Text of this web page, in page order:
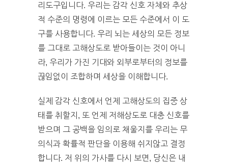
리도구입니다. 우리는 감각 신호 자체와 추상
적 수준의 명령에 이르는 모든 수준에서 이 도
구를 사용합니다. 우리 뇌는 세상의 모든 정보
를 그대로 고해상도로 받아들이는 것이 아니
라, 우리가 가진 기대와 외부로부터의 정보를
끊임없이 조합하며 세상을 이해합니다.
실제 감각 신호에서 언제 고해상도의 집중 상
태를 취할지, 또 언제 저해상도로 대충 신호를
받으며 그 공백을 임의로 채울지를 우리는 무
의식과 확률적 판단을 이용해 쉬지않고 결정
합니다. 저 위의 가사를 다시 보면, 당신은 내